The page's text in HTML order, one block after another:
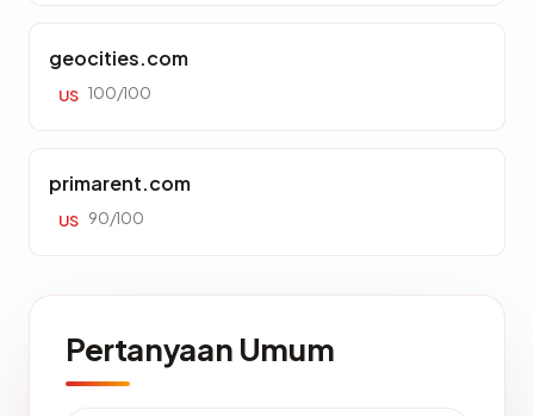
geocities.com
US 100/100
primarent.com
US 90/100
Pertanyaan Umum